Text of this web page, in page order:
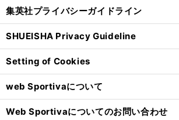
集英社プライバシーガイドライン
SHUEISHA Privacy Guideline
Setting of Cookies
web Sportivaについて
Web Sportivaについてのお問い合わせ